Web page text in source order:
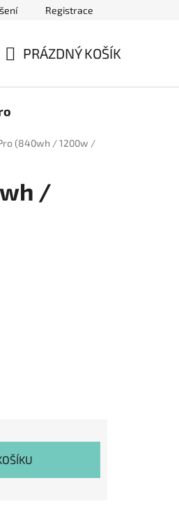
Obchodní podmínky
Registrace
PRÁZDNÝ KOŠÍK
(840wh / 1200w /
/